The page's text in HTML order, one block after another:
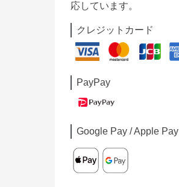
応しています。
クレジットカード
PayPay
Google Pay / Apple Pay